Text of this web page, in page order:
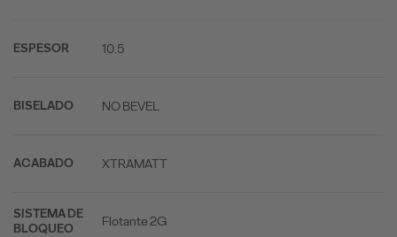
ESPESOR 10.5
BISELADO NO BEVEL
ACABADO XTRAMATT
SISTEMA DE
BLOQUEO
Flotante 2G